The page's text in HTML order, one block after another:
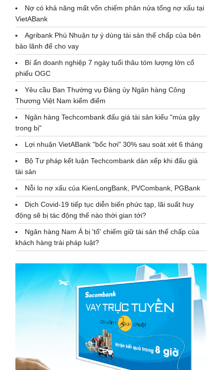
Nợ có khả năng mất vốn chiếm phân nửa tổng nợ xấu tại
VietABank
Agribank Phú Nhuận tự ý dùng tài sản thế chấp của bên
bảo lãnh để cho vay
Bí ẩn doanh nghiệp 7 ngày tuổi thâu tóm lượng lớn cổ
phiếu OGC
Yêu cầu Ban Thường vụ Đảng ủy Ngân hàng Công
Thương Việt Nam kiểm điểm
Ngân hàng Techcombank đấu giá tài sản kiểu "múa gậy
trong bị"
Lợi nhuận VietABank "bốc hơi" 30% sau soát xét 6 tháng
Bộ Tư pháp kết luận Techcombank dàn xếp khi đấu giá
tài sản
Nỗi lo nợ xấu của KienLongBank, PVCombank, PGBank
Dịch Covid-19 tiếp tục diễn biến phức tạp, lãi suất huy
động sẽ bị tác động thế nào thời gian tới?
Ngân hàng Nam Á bị 'tố' chiếm giữ tài sản thế chấp của
khách hàng trái pháp luật?